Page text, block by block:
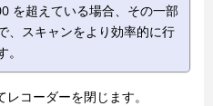
を超えている場合、その一部
、スキャンをより効率的に行
コーダーを閉じます。